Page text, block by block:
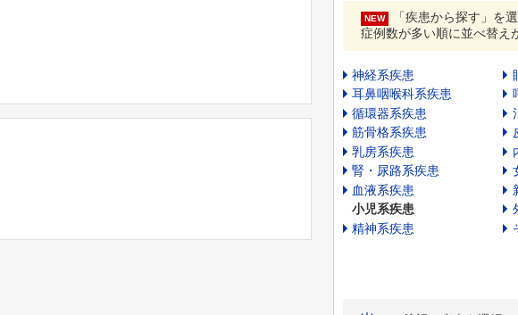
NEW
「疾患から探す」を
症例数が多い順に並べ替え
神経系疾患
耳鼻咽喉科系疾患
循環器系疾患
筋骨格系疾患
乳房系疾患
腎・尿路系疾患
血液系疾患
小児系疾患
精神系疾患